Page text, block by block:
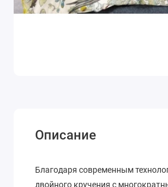
Описание
Благодаря современным
двойного кручения с